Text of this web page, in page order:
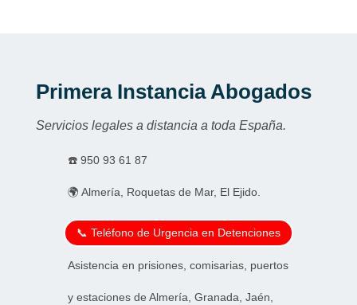
Primera Instancia Abogados
Servicios legales a distancia a toda España.
☎️ 950 93 61 87
🌍 Almería, Roquetas de Mar, El Ejido.
📞 Teléfono de Urgencia en Detenciones
Asistencia en prisiones, comisarias, puertos
y estaciones de Almería, Granada, Jaén,